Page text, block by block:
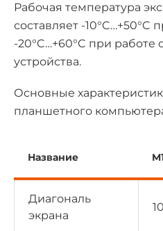
Рабочая температура
составляет -10°C…+50°C
-20°C…+60°C при работе
устройства.
Основные
планшетного
Название
Диагональ
экрана